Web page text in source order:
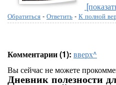
Обратиться - Ответить - К полной
Комментарии (1): вверх^
Вы сейчас не можете
Дневник полезности